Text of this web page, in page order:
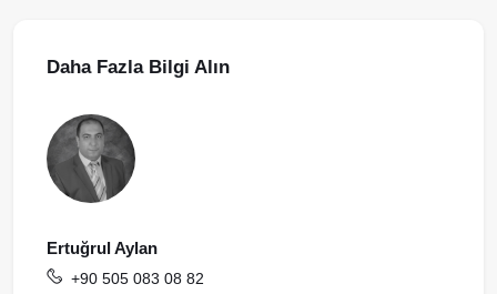
Daha Fazla Bilgi Alın
Ertuğrul Aylan
+90 505 083 08 82